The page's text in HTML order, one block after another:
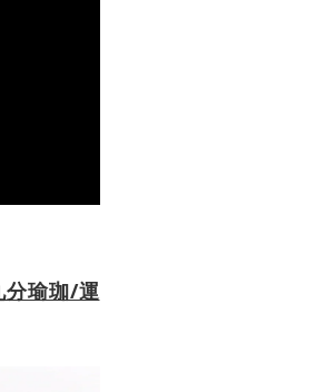
分瑜珈/運